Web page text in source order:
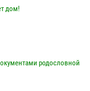
дом!
родословной